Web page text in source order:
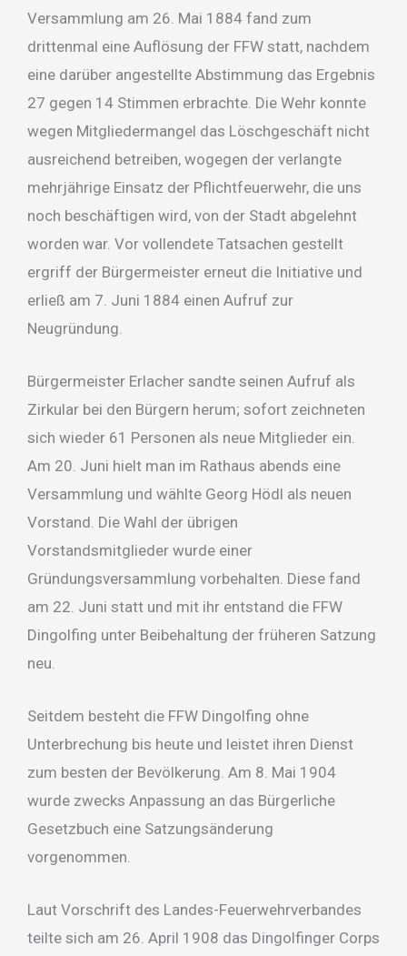
Versammlung am 26. Mai 1884 fand zum
drittenmal eine Auflösung der FFW statt, nachdem
eine darüber angestellte Abstimmung das Ergebnis
27 gegen 14 Stimmen erbrachte. Die Wehr konnte
wegen Mitgliedermangel das Löschgeschäft nicht
ausreichend betreiben, wogegen der verlangte
mehrjährige Einsatz der Pflichtfeuerwehr, die uns
noch beschäftigen wird, von der Stadt abgelehnt
worden war. Vor vollendete Tatsachen gestellt
ergriff der Bürgermeister erneut die Initiative und
erließ am 7. Juni 1884 einen Aufruf zur
Neugründung.
Bürgermeister Erlacher sandte seinen Aufruf als
Zirkular bei den Bürgern herum; sofort zeichneten
sich wieder 61 Personen als neue Mitglieder ein.
Am 20. Juni hielt man im Rathaus abends eine
Versammlung und wählte Georg Hödl als neuen
Vorstand. Die Wahl der übrigen
Vorstandsmitglieder wurde einer
Gründungsversammlung vorbehalten. Diese fand
am 22. Juni statt und mit ihr entstand die FFW
Dingolfing unter Beibehaltung der früheren Satzung
neu.
Seitdem besteht die FFW Dingolfing ohne
Unterbrechung bis heute und leistet ihren Dienst
zum besten der Bevölkerung. Am 8. Mai 1904
wurde zwecks Anpassung an das Bürgerliche
Gesetzbuch eine Satzungsänderung
vorgenommen.
Laut Vorschrift des Landes-Feuerwehrverbandes
teilte sich am 26. April 1908 das Dingolfinger Corps